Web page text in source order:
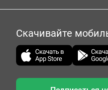
Скачивайте